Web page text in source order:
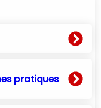
pratiques